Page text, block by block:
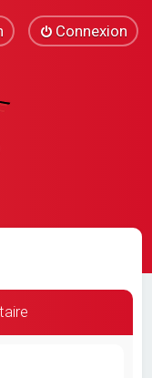
Connexion